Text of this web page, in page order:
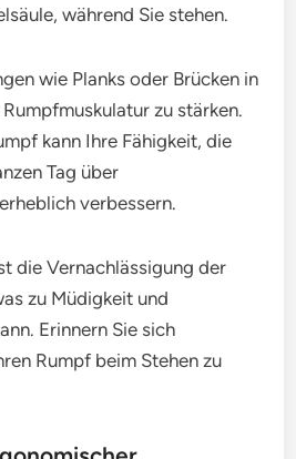
während Sie stehen.
wie Planks oder Brücken in
zu stärken.
kann Ihre Fähigkeit, die
Tag über
verbessern.
die Vernachlässigung der
zu Müdigkeit und
Erinnern Sie sich
Rumpf beim Stehen zu